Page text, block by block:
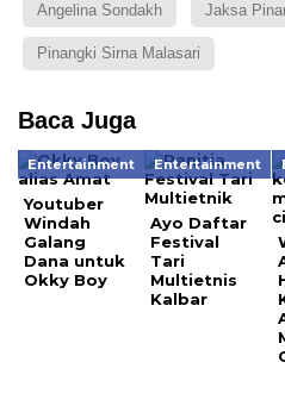
Angelina Sondakh Jaksa
Pinangki Sirna Malasari
Baca Juga
Entertainment
Youtuber
Windah
Galang
Dana untuk
Okky Boy
Entertainment
Ayo Daftar
Festival
Tari
Multietnis
Kalbar